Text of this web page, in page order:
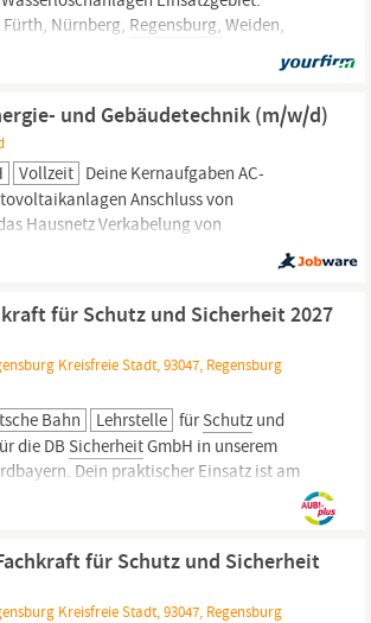
Nürnberg, Regensburg, Weiden,
90–97) Ein Job, der Leben, Werte und die
finden Sie bei uns! Minimax gehört zu den
und steht in der Branche weltweit
und Gebäudetechnik (m/w/d)
Vollzeit Deine Kernaufgaben AC-
Anschluss von
Hausnetz Verkabelung von
Hauptverteilungen Installation von
(LS, FI, Überspannungsschutz)
und Erweiterung von
für Schutz und Sicherheit 2027
Kreisfreie Stadt, 93047, Regensburg
Bahn Lehrstelle fürSchutz und
die DB SicherheitGmbH in unserem
Dein praktischer Einsatz ist am
Alle Schulungen und Trainings finden an
Nürnberg statt. Zudem besuchst du
für Schutz und Sicherheit
Kreisfreie Stadt, 93047, Regensburg